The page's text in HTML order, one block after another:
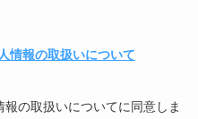
情報の取扱いについて
の取扱いについてに同意しま